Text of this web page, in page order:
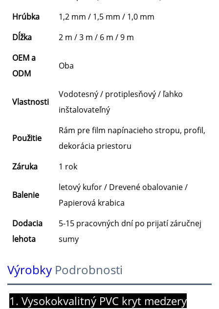
Hrúbka
1,2 mm / 1,5 mm / 1,0 mm
Dĺžka
2 m / 3 m / 6 m / 9 m
OEM a
ODM
Oba
Vlastnosti
Vodotesný / protiplesňový / ľahko
inštalovateľný
Použitie
Rám pre film napínacieho stropu, profil,
dekorácia priestoru
Záruka
1 rok
Balenie
letový kufor / Drevené obalovanie /
Papierová krabica
Dodacia
lehota
5-15 pracovných dní po prijatí záručnej
sumy
Výrobky Podrobnosti
1. Vysokokvalitný PVC kryt medzery